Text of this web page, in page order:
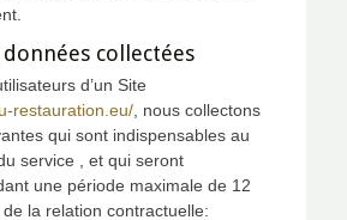
données collectées
d’un Site
restauration.eu/ , nous collectons
qui sont indispensables au
service , et qui seront
une période maximale de 12
la relation contractuelle: